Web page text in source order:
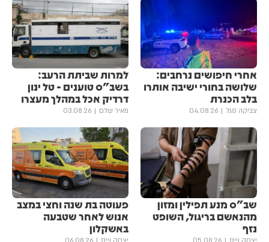
אחרי חיפושים נרחבים:
שלושה בחורי ישיבה אותרו
בלב הכנרת
צביקה סגל 04.08.26
למרות שביתת הרעב:
בשב"ס טוענים - טל ינון
דרדיק אכל במהלך מעצרו
מאיר שלם 03.08.26
שב"ס מנע תפילין ומזון
מהנאשם בריגול, השופט
נזף
פעוטה בת שנה וחצי במצב
אנוש לאחר שטבעה
באשקלון